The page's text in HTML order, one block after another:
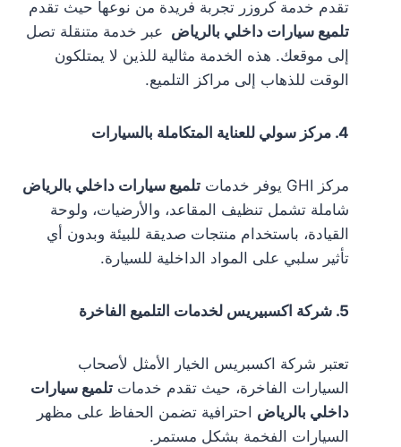
تقدم خدمة كروزر تجربة فريدة من نوعها حيث تقدم
تلميع سيارات داخلي بالرياض عبر خدمة متنقلة تصل
إلى موقعك. هذه الخدمة مثالية للذين لا يمتلكون
الوقت للذهاب إلى مراكز التلميع.
4. مركز سولي للعناية المتكاملة بالسيارات
مركز GHI يوفر خدمات
تلميع سيارات داخلي بالرياض
شاملة تشمل تنظيف المقاعد، والأرضيات، ولوحة
القيادة، باستخدام منتجات صديقة للبيئة وبدون أي
تأثير سلبي على المواد الداخلية للسيارة.
5. شركة اكسبيريس لخدمات التلميع الفاخرة
تعتبر شركة اكسبريس الخيار الأمثل لأصحاب
السيارات الفاخرة، حيث تقدم خدمات تلميع سيارات
داخلي بالرياض احترافية تضمن الحفاظ على مظهر
السيارات الفخمة بشكل مستمر.